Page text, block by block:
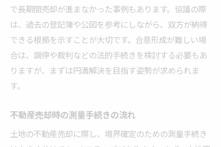
で長期間売却が進まなかった事例もあります。協議の際
は、過去の登記簿や公図を参考にしながら、双方が納得
できる根拠を示すことが大切です。合意形成が難しい場
合は、調停や裁判などの法的手続きを検討する必要もあ
りますが、まずは円満解決を目指す姿勢が求められま
す。
不動産売却時の測量手続きの流れ
土地の不動産売却に際し、境界確定のための測量手続き